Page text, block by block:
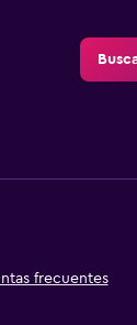
frecuentes